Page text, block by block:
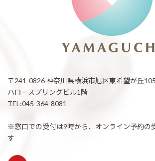
〒241-0826 神奈川県横浜市旭区東希望が丘
ハロースプリングビル1階
TEL:045-364-8081
※窓口での受付は9時から、オンライン予約の
す